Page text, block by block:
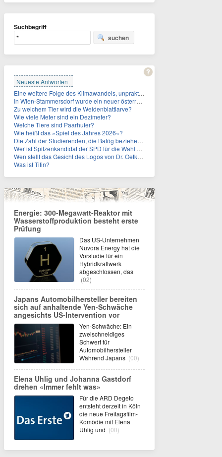
Suchbegriff
suchen
Neueste Antworten
Eine weitere Folge des Klimawandels, unpraktisch für Urlauber: Wo fehlt mittlerweile sogar das Trinkwasser?
In Wien-Stammersdorf wurde ein neuer österreichischer Temperaturrekord gemessen. Wie hoch war die Temperatur?
Zu welchem Tier wird die Weidenblattlarve?
Wie viele Meter sind ein Dezimeter?
Welche Tiere sind Paarhufer?
Wie heißt das »Spiel des Jahres 2026«?
Die Zahl der Studierenden, die Bafög beziehen, sinkt. Woran liegt das?
Wer ist Spitzenkandidat der SPD für die Wahl zum Berliner Abgeordnetenhaus im September 2026?
Wen stellt das Gesicht des Logos von Dr. Oetker dar?
Was ist Titin?
Energie: 300-Megawatt-Reaktor mit
Wasserstoffproduktion besteht erste
Prüfung
Das US-Unternehmen
Nuvora Energy hat die
Vorstudie für ein
Hybridkraftwerk
abgeschlossen, das
(02)
Japans Automobilhersteller bereiten
sich auf anhaltende Yen-Schwäche
angesichts US-Intervention vor
Yen-Schwäche: Ein
zweischneidiges
Schwert für
Automobilhersteller
Während Japans (00)
Elena Uhlig und Johanna Gastdorf
drehen «Immer fehlt was»
Für die ARD Degeto
entsteht derzeit in Köln
die neue Freitagsfilm-
Komödie mit Elena
Uhlig und (00)